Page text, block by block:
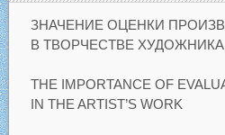
ЗНАЧЕНИЕ ОЦЕНКИ
В ТВОРЧЕСТВЕ ХУДОЖНИКА
THE IMPORTANCE OF
IN THE ARTIST’S WORK